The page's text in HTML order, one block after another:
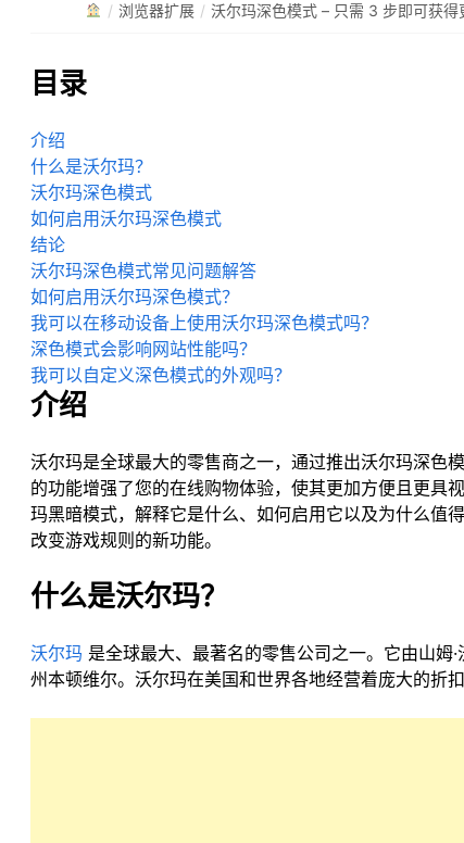
/ 浏览器扩展 / 沃尔玛深色模式 – 只需 3 步即可获得
目录
介绍
什么是沃尔玛？
沃尔玛深色模式
如何启用沃尔玛深色模式
结论
沃尔玛深色模式常见问题解答
如何启用沃尔玛深色模式？
我可以在移动设备上使用沃尔玛深色模式吗？
深色模式会影响网站性能吗？
我可以自定义深色模式的外观吗？
介绍
沃尔玛是全球最大的零售商之一，通过推出沃尔玛深色
的功能增强了您的在线购物体验，使其更加方便且更具
玛黑暗模式，解释它是什么、如何启用它以及为什么值
改变游戏规则的新功能。
什么是沃尔玛？
沃尔玛 是全球最大、最著名的零售公司之一。它由山姆
州本顿维尔。沃尔玛在美国和世界各地经营着庞大的折